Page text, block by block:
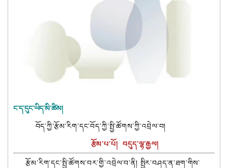
ང་ད་དུང་ཡིད་མི་ཚིམ།
བོད་ཀྱི་རྩོམ་རིག་དང་བོད་ཀྱི་སྤྱི་ཚོགས་ཀྱི་འབྲེལ་བ།
རྩོམ་པ་པོ། བདུད་ལྷ་རྒྱལ།
རྩོམ་རིག་དང་སྤྱི་ཚོགས་བར་གྱི་འབྲེལ་བ་ནི། སྤྱིར་བཤད་ན་ཐག་གིས་